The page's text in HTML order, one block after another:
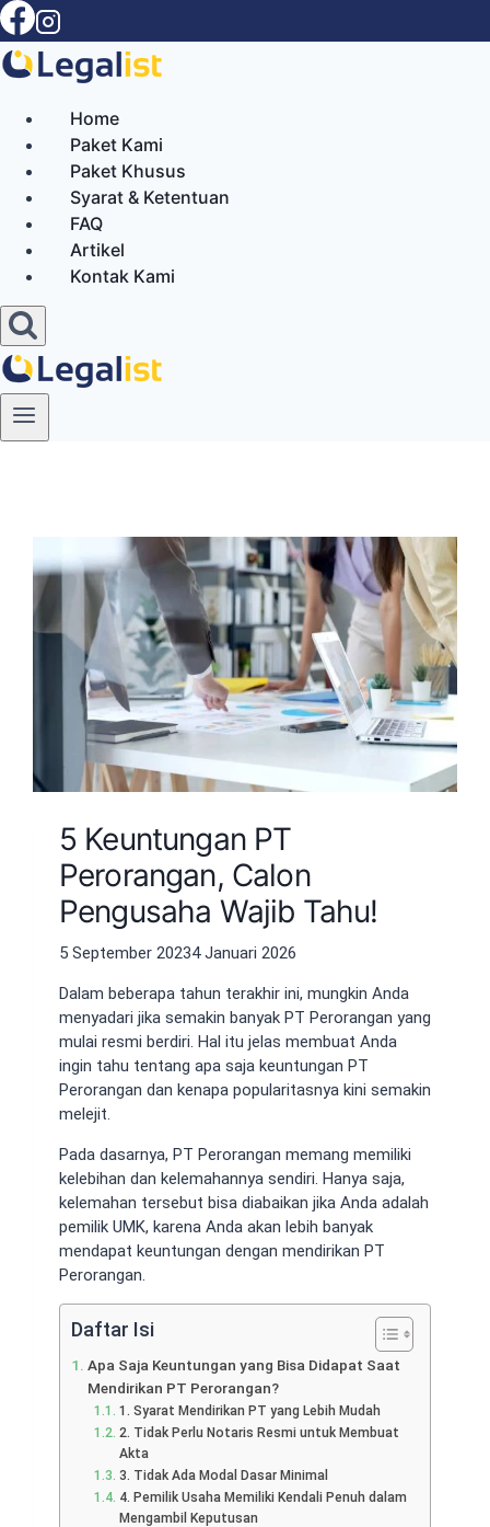
Skip
to
content
Home
Paket Kami
Paket Khusus
Syarat & Ketentuan
FAQ
Artikel
Kontak Kami
5 Keuntungan PT
Perorangan, Calon
Pengusaha Wajib Tahu!
5 September 20234 Januari 2026
Dalam beberapa tahun terakhir ini, mungkin Anda
menyadari jika semakin banyak PT Perorangan yang
mulai resmi berdiri. Hal itu jelas membuat Anda
ingin tahu tentang apa saja keuntungan PT
Perorangan dan kenapa popularitasnya kini semakin
melejit.
Pada dasarnya, PT Perorangan memang memiliki
kelebihan dan kelemahannya sendiri. Hanya saja,
kelemahan tersebut bisa diabaikan jika Anda adalah
pemilik UMK, karena Anda akan lebih banyak
mendapat keuntungan dengan mendirikan PT
Perorangan.
Daftar Isi
Apa Saja Keuntungan yang Bisa Didapat Saat
Mendirikan PT Perorangan?
1. Syarat Mendirikan PT yang Lebih Mudah
2. Tidak Perlu Notaris Resmi untuk Membuat
Akta
3. Tidak Ada Modal Dasar Minimal
4. Pemilik Usaha Memiliki Kendali Penuh dalam
Mengambil Keputusan